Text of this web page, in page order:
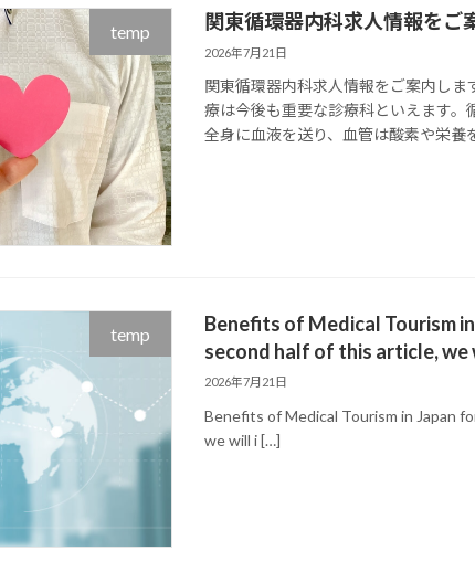
temp 関東循環器内科求人情報をご
2026年7月21日
関東循環器内科求人情報をご案内し
療は今後も重要な診療科といえます
全身に血液を送り、血管は酸素や栄養
temp
Benefits of Medical Tourism
second half of this article,
2026年7月21日
Benefits of Medical Tourism in Japan
we will i […]